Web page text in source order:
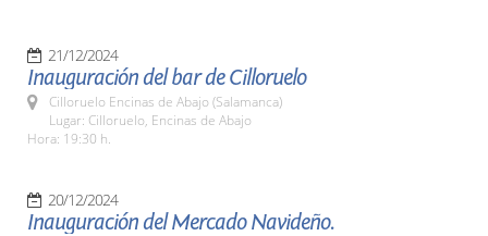
21/12/2024
Inauguración del bar de Cilloruelo
Cilloruelo Encinas de Abajo (Salamanca)
Lugar: Cilloruelo, Encinas de Abajo
Hora: 19:30 h.
20/12/2024
Inauguración del Mercado Navideño.